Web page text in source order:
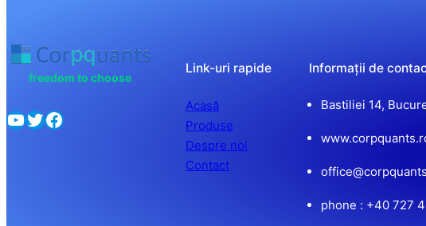
freedom to choose
YouTube Twitter Facebook
Link-uri rapide
Acasă
Produse
Despre noi
Contact
Informații de
Bastiliei 14,
phone : +40 727